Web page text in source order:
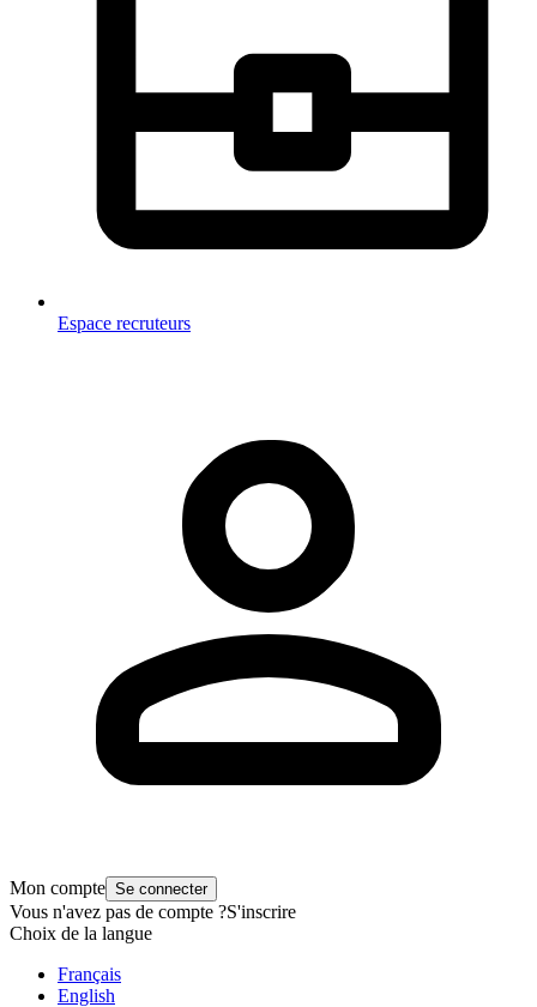
Espace recruteurs
Mon compte Se connecter
Vous n'avez pas de compte ?S'inscrire
Choix de la langue
Français
English